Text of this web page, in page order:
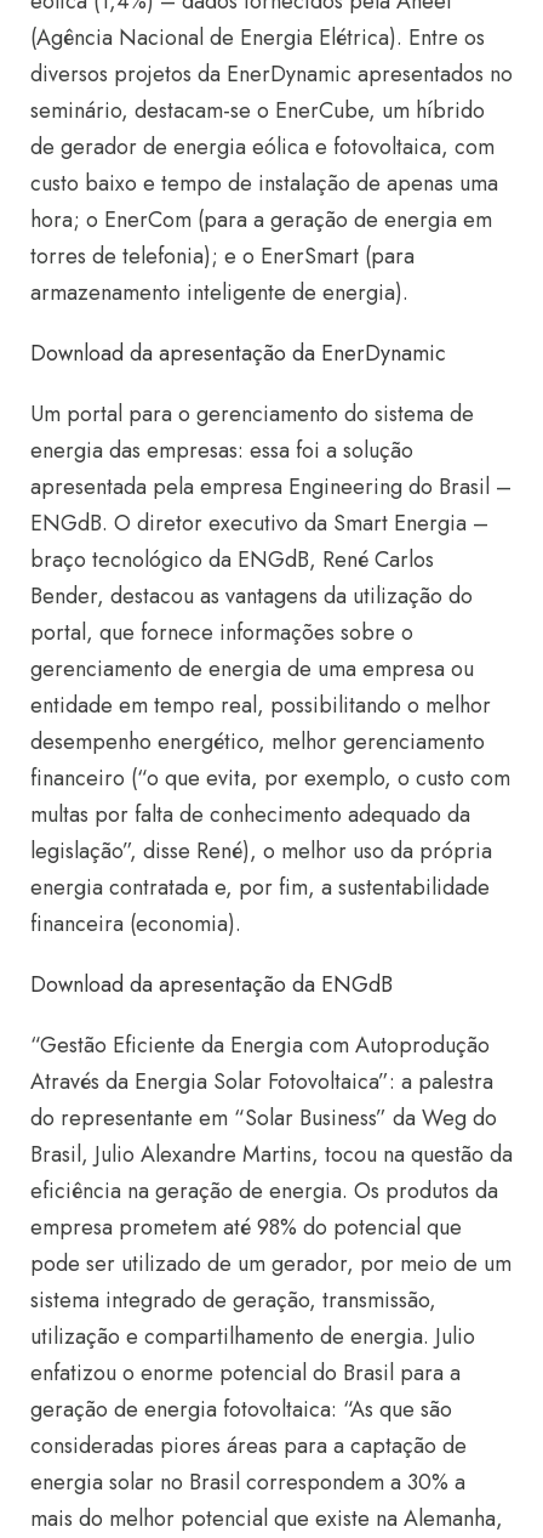
(Agência Nacional de Energia Elétrica). Entre os
diversos projetos da EnerDynamic apresentados no
seminário, destacam-se o EnerCube, um híbrido
de gerador de energia eólica e fotovoltaica, com
custo baixo e tempo de instalação de apenas uma
hora; o EnerCom (para a geração de energia em
torres de telefonia); e o EnerSmart (para
armazenamento inteligente de energia).
Download da apresentação da EnerDynamic
Um portal para o gerenciamento do sistema de
energia das empresas: essa foi a solução
apresentada pela empresa Engineering do Brasil –
ENGdB. O diretor executivo da Smart Energia –
braço tecnológico da ENGdB, René Carlos
Bender, destacou as vantagens da utilização do
portal, que fornece informações sobre o
gerenciamento de energia de uma empresa ou
entidade em tempo real, possibilitando o melhor
desempenho energético, melhor gerenciamento
financeiro (“o que evita, por exemplo, o custo com
multas por falta de conhecimento adequado da
legislação”, disse René), o melhor uso da própria
energia contratada e, por fim, a sustentabilidade
financeira (economia).
Download da apresentação da ENGdB
“Gestão Eficiente da Energia com Autoprodução
Através da Energia Solar Fotovoltaica”: a palestra
do representante em “Solar Business” da Weg do
Brasil, Julio Alexandre Martins, tocou na questão da
eficiência na geração de energia. Os produtos da
empresa prometem até 98% do potencial que
pode ser utilizado de um gerador, por meio de um
sistema integrado de geração, transmissão,
utilização e compartilhamento de energia. Julio
enfatizou o enorme potencial do Brasil para a
geração de energia fotovoltaica: “As que são
consideradas piores áreas para a captação de
energia solar no Brasil correspondem a 30% a
mais do melhor potencial que existe na Alemanha,